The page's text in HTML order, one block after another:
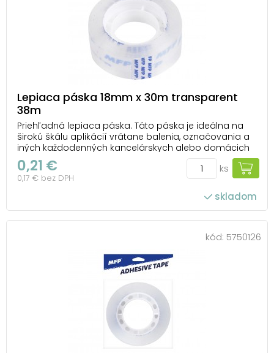
Lepiaca páska 18mm x 30m transparent
38m
Priehľadná lepiaca páska. Táto páska je ideálna na
širokú škálu aplikácií vrátane balenia, označovania a
iných každodenných kancelárskych alebo domácich
činností. Jej priehľadnosť zaisťuje estetický vzhľad a
minimálnu viditeľnosť na povrchu, na ktorú je
nalepená. Hrúbka pásky je 38 mikrónov, čo j...
0,21 €
0,17 € bez DPH
ks
skladom
kód: 5750126